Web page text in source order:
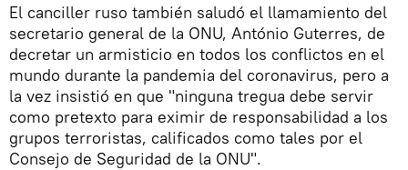
El canciller ruso también saludó el llamamiento del
secretario general de la ONU, António Guterres, de
decretar un armisticio en todos los conflictos en el
mundo durante la pandemia del coronavirus, pero a
la vez insistió en que "ninguna tregua debe servir
como pretexto para eximir de responsabilidad a los
grupos terroristas, calificados como tales por el
Consejo de Seguridad de la ONU".